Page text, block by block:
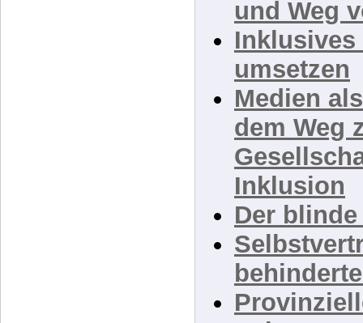
und Weg
umsetzen
Medien
dem Weg
Inklusion
Der